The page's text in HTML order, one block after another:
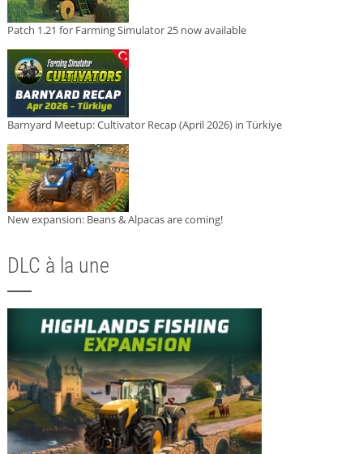
Patch 1.21 for Farming Simulator 25 now available
Barnyard Meetup: Cultivator Recap (April 2026) in Türkiye
New expansion: Beans & Alpacas are coming!
DLC à la une